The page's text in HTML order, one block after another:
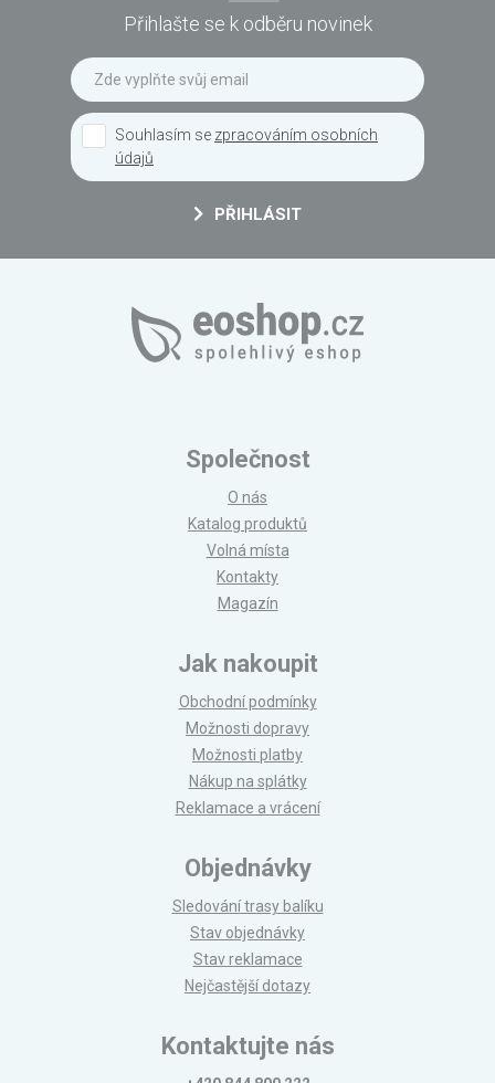
Přihlašte se k odběru novinek
Souhlasím se zpracováním osobních
údajů
PŘIHLÁSIT
Společnost
O nás
Katalog produktů
Volná místa
Kontakty
Magazín
Jak nakoupit
Obchodní podmínky
Možnosti dopravy
Možnosti platby
Nákup na splátky
Reklamace a vrácení
Objednávky
Sledování trasy balíku
Stav objednávky
Stav reklamace
Nejčastější dotazy
Kontaktujte nás